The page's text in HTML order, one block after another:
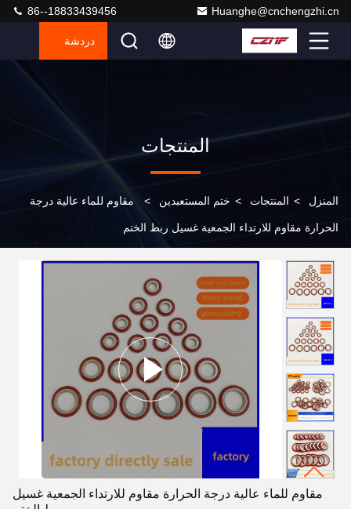
Huanghe@cnchengzhi.cn
86--18833439456
دردشة
المنتجات
المنزل > المنتجات > ختم المستعبدين > مقاوم للماء عالية درجة
الحرارة مقاوم للارتداء الجمعية غسيل ربط الختم
مقاوم للماء عالية درجة الحرارة مقاوم للارتداء الجمعية غسيل